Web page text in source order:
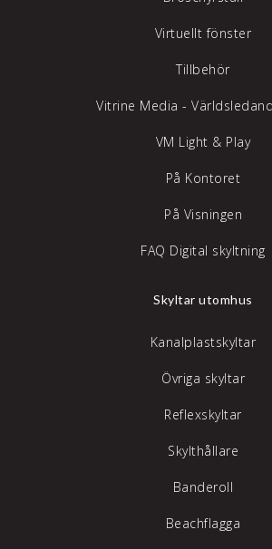
Virtuellt fönster
Tillbehör
Vitrine Media -
VM Light & Play
På Kontoret
På Visningen
FAQ Digital skyltning
Skyltar utomhus
Kanalplastskyltar
Övriga skyltar
Reflexskyltar
Skylthållare
Banderoll
Beachflagga